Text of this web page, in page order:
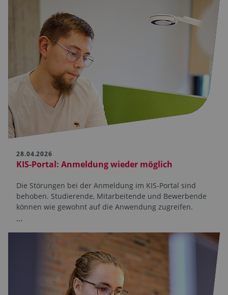
28.04.2026
KIS-Portal: Anmeldung wieder möglich
Die Störungen bei der Anmeldung im KIS-Portal sind
behoben. Studierende, Mitarbeitende und Bewerbende
können wie gewohnt auf die Anwendung zugreifen.
…